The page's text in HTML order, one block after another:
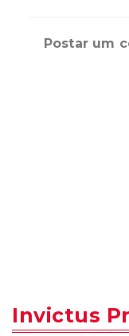
Postar um
Invictus